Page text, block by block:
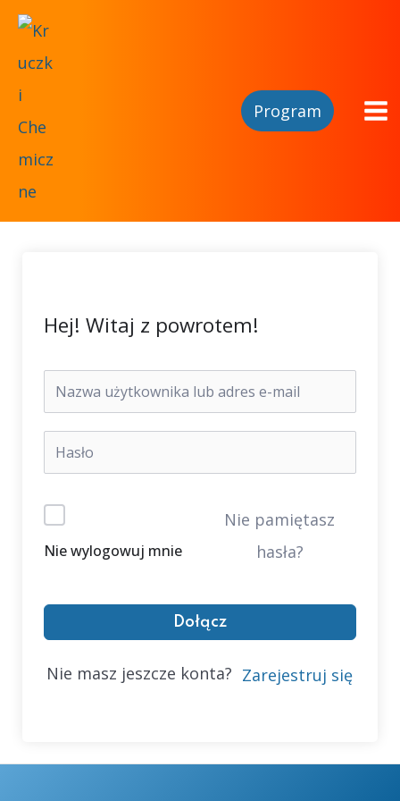
Program
Hej! Witaj z powrotem!
Nie wylogowuj mnie
Nie pamiętasz
hasła?
Dołącz
Nie masz jeszcze konta? Zarejestruj się